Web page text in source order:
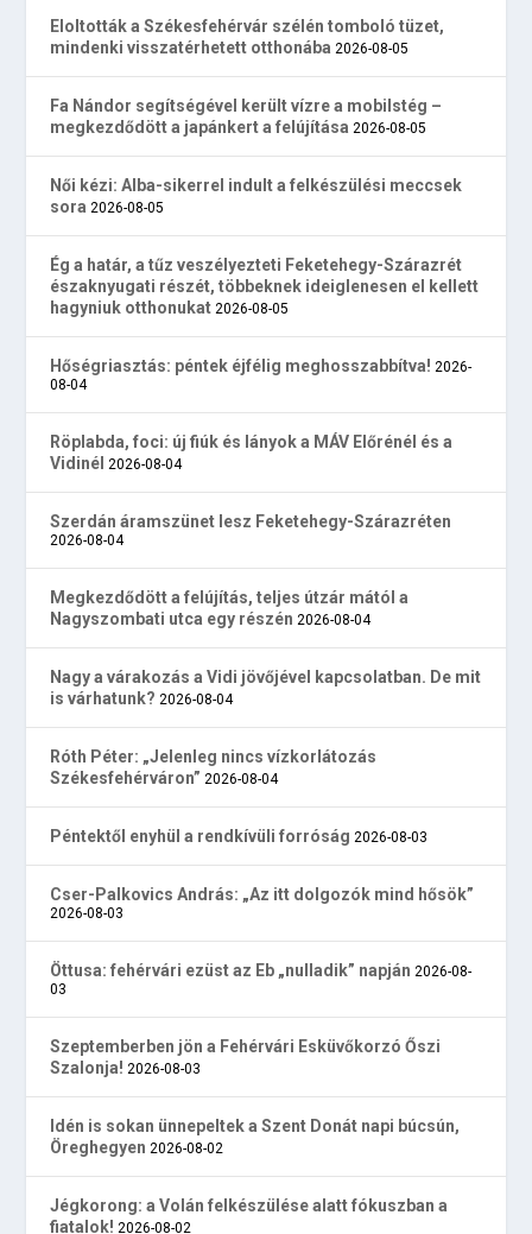
Eloltották a Székesfehérvár szélén tomboló tüzet,
mindenki visszatérhetett otthonába 2026-08-05
Fa Nándor segítségével került vízre a mobilstég –
megkezdődött a japánkert a felújítása 2026-08-05
Női kézi: Alba-sikerrel indult a felkészülési meccsek
sora 2026-08-05
Ég a határ, a tűz veszélyezteti Feketehegy-Szárazrét
északnyugati részét, többeknek ideiglenesen el kellett
hagyniuk otthonukat 2026-08-05
Hőségriasztás: péntek éjfélig meghosszabbítva! 2026-
08-04
Röplabda, foci: új fiúk és lányok a MÁV Előrénél és a
Vidinél 2026-08-04
Szerdán áramszünet lesz Feketehegy-Szárazréten
2026-08-04
Megkezdődött a felújítás, teljes útzár mától a
Nagyszombati utca egy részén 2026-08-04
Nagy a várakozás a Vidi jövőjével kapcsolatban. De mit
is várhatunk? 2026-08-04
Róth Péter: „Jelenleg nincs vízkorlátozás
Székesfehérváron” 2026-08-04
Péntektől enyhül a rendkívüli forróság 2026-08-03
Cser-Palkovics András: „Az itt dolgozók mind hősök”
2026-08-03
Öttusa: fehérvári ezüst az Eb „nulladik” napján 2026-08-
03
Szeptemberben jön a Fehérvári Esküvőkorzó Őszi
Szalonja! 2026-08-03
Idén is sokan ünnepeltek a Szent Donát napi búcsún,
Öreghegyen 2026-08-02
Jégkorong: a Volán felkészülése alatt fókuszban a
fiatalok! 2026-08-02